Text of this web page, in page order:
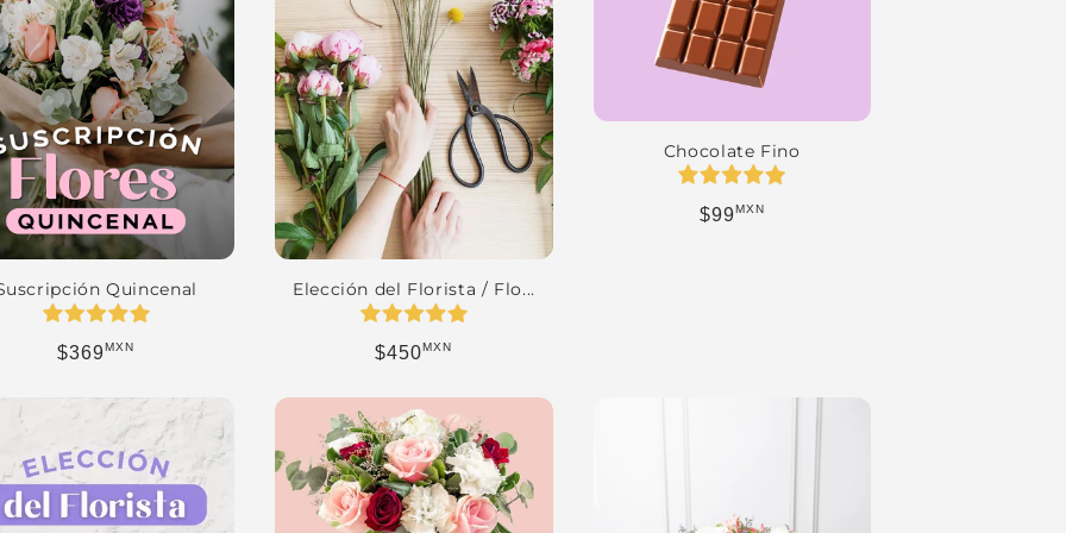
Quincenal
Precio habitual
$369MXN
Elección del Florista / Flo...
Precio habitual
$450MXN
Chocolate Fino
Precio habitual
$99MXN